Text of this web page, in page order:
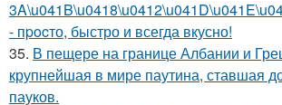
- пpocто, быстро и всегда вкусно!
35. В пещере на границе Албании и
крупнейшая в мире паутина, ставшая
пауков.